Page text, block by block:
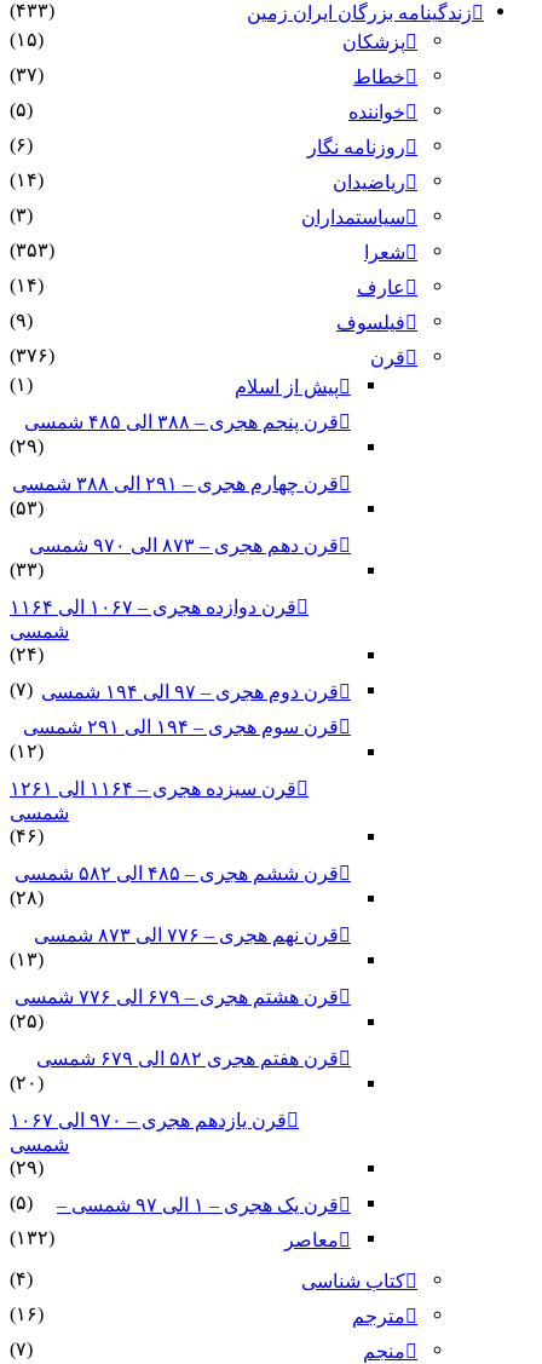
زندگینامه بزرگان ایران زمین
(۴۳۳)
پزشکان
(۱۵)
خطاط
(۳۷)
خواننده
(۵)
روزنامه نگار
(۶)
ریاضیدان
(۱۴)
سیاستمداران
(۳)
شعرا
(۳۵۳)
عارف
(۱۴)
فیلسوف
(۹)
قرن
(۳۷۶)
پیش از اسلام
(۱)
قرن پنجم هجری – ۳۸۸ الی ۴۸۵ شمسی
(۲۹)
قرن چهارم هجری – ۲۹۱ الی ۳۸۸ شمسی
(۵۳)
قرن دهم هجری – ۸۷۳ الی ۹۷۰ شمسی
(۳۳)
قرن دوازده هجری – ۱۰۶۷ الی ۱۱۶۴
شمسی
(۲۴)
قرن دوم هجری – ۹۷ الی ۱۹۴ شمسی
(۷)
قرن سوم هجری – ۱۹۴ الی ۲۹۱ شمسی
(۱۲)
قرن سیزده هجری – ۱۱۶۴ الی ۱۲۶۱
شمسی
(۴۶)
قرن ششم هجری – ۴۸۵ الی ۵۸۲ شمسی
(۲۸)
قرن نهم هجری – ۷۷۶ الی ۸۷۳ شمسی
(۱۳)
قرن هشتم هجری – ۶۷۹ الی ۷۷۶ شمسی
(۲۵)
قرن هفتم هجری ۵۸۲ الی ۶۷۹ شمسی
(۲۰)
قرن یازدهم هجری – ۹۷۰ الی ۱۰۶۷
شمسی
(۲۹)
قرن یک هجری – ۱ الی ۹۷ شمسی –
(۵)
معاصر
(۱۳۲)
کتاب شناسی
(۴)
مترجم
(۱۶)
منجم
(۷)